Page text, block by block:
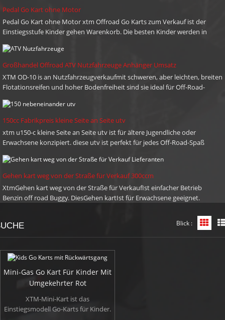
mit Ihnen zu genießen. zögern Sie bitte nicht, uns zu
Mail: sales@xtmmoto.com (sonnig) sales01@xtmmoto.com (Ella)
(Matt)
Pedal Go Kart ohne Motor
Pedal Go Kart ohne Motor xtm Offroad Go Karts zum Verkauf ist der
Einstiegsstufe Kinder gehen Warenkorb. Die besten Kinder werden in
dicken, schlammigen Spuren zu bewältigen!Sie können die gewünschte
Geschwindigkeit einstellen, wenn Sie die Steuerung mit Stop / Go-
Fußpedalen und einer Drosselklappe definieren.
Großhandel Offroad ATV Nutzfahrzeuge Anhänger Umsatz
XTM OD-10 is an Nutzfahrzeugverkaufmit schweren, aber leichten, breiten
Flotationsreifen und hoher Bodenfreiheit sind sie ideal für Off-Road-
further enhance their cargo handling capability.
150cc Fabrikpreis kleine Seite an Seite utv
xtm u150-c kleine Seite an Seite utv ist für ältere Jugendliche oder
Erwachsene konzipiert. diese utv ist perfekt für jedes Off-Road-Spaß
Gehen kart weg von der Straße für Verkauf 300ccm
XtmGehen kart weg von der Straße für VerkaufIst einfacher Betrieb
Benzin off road Buggy. DiesGehen kartIst für Erwachsene geeignet.
und Hügel zu dicken schlammigen Tracks anpacken! Sie können die
gewünschte Geschwindigkeit einstellen, wenn Sie die Einfachheit mit Stop
/ Go-Fußpedalen und einer Drosselklappe einschränken.
Blick :
Mini-Gas Go Kart Für Kinder Mit
Umgekehrter Rot
XTM-Mini-Kart ist das
Einstiegsmodell Go-Karts für Kinder.